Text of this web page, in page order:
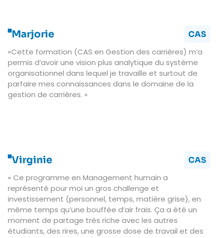
Marjorie
CAS
«Cette formation (CAS en Gestion des carrières) m’a
permis d’avoir une vision plus analytique du système
organisationnel dans lequel je travaille et surtout de
parfaire mes connaissances dans le domaine de la
gestion de carrières. »
Virginie
CAS
« Ce programme en Management humain a
représenté pour moi un gros challenge et
investissement (personnel, temps, matière grise), en
même temps qu’une bouffée d’air frais. Ça a été un
moment de partage très riche avec les autres
étudiants, des rires, une grosse dose de travail et des